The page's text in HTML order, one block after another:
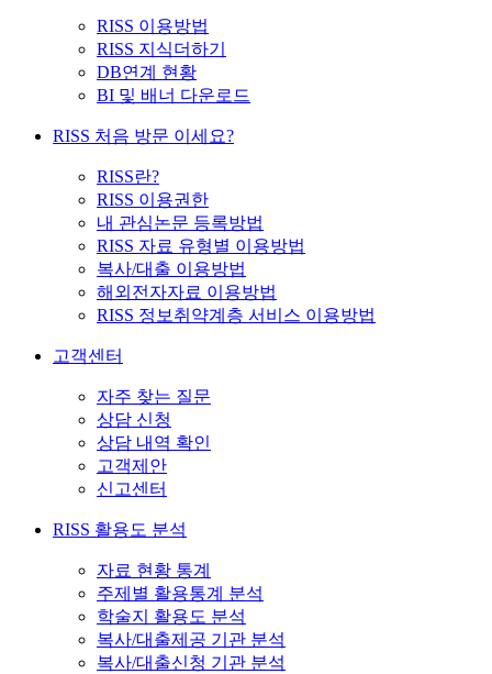
RISS 이용방법
RISS 지식더하기
DB연계 현황
BI 및 배너 다운로드
RISS 처음 방문 이세요?
RISS란?
RISS 이용권한
내 관심논문 등록방법
RISS 자료 유형별 이용방법
복사/대출 이용방법
해외전자자료 이용방법
RISS 정보취약계층 서비스 이용방법
고객센터
자주 찾는 질문
상담 신청
상담 내역 확인
고객제안
신고센터
RISS 활용도 분석
자료 현황 통계
주제별 활용통계 분석
학술지 활용도 분석
복사/대출제공 기관 분석
복사/대출신청 기관 분석